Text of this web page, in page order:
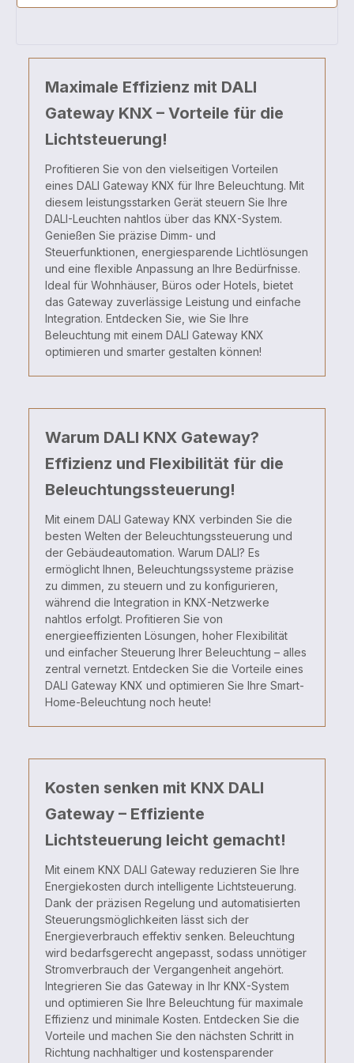
Gateway DA100 möglich. Das DALI KNX Gateway DA100
sowie andere ECK-Fehlerzustände überwacht werden.
DA100 DALI-Sensoren für die interne Korridor- und
DALI Gateway auch möglich, aktuelle
Anwesenheitszustände und gemessene
Helligkeitswerte von DALI-Sensoren auf den KNX Bus
Sensoren eingesetzt werden. Beim KNX DALI Gateway
DA100 können Fehlerzustände von DALI-Geräten
sowohl geräte- als auch gruppenbasiert über
verschiedene Kommunikationsobjekte auf dem KNX
überwacht werden.
Maximale Effizienz mit DALI
Gateway KNX – Vorteile für die
Lichtsteuerung!
Profitieren Sie von den vielseitigen Vorteilen
eines DALI Gateway KNX für Ihre Beleuchtung. Mit
diesem leistungsstarken Gerät steuern Sie Ihre
DALI-Leuchten nahtlos über das KNX-System.
Genießen Sie präzise Dimm- und
Steuerfunktionen, energiesparende Lichtlösungen
und eine flexible Anpassung an Ihre Bedürfnisse.
Ideal für Wohnhäuser, Büros oder Hotels, bietet
das Gateway zuverlässige Leistung und einfache
Integration. Entdecken Sie, wie Sie Ihre
Beleuchtung mit einem DALI Gateway KNX
optimieren und smarter gestalten können!
Warum DALI KNX Gateway?
Effizienz und Flexibilität für die
Beleuchtungssteuerung!
Mit einem DALI Gateway KNX verbinden Sie die
besten Welten der Beleuchtungssteuerung und
der Gebäudeautomation. Warum DALI? Es
ermöglicht Ihnen, Beleuchtungssysteme präzise
zu dimmen, zu steuern und zu konfigurieren,
während die Integration in KNX-Netzwerke
nahtlos erfolgt. Profitieren Sie von
energieeffizienten Lösungen, hoher Flexibilität
und einfacher Steuerung Ihrer Beleuchtung – alles
zentral vernetzt. Entdecken Sie die Vorteile eines
DALI Gateway KNX und optimieren Sie Ihre Smart-
Home-Beleuchtung noch heute!
Kosten senken mit KNX DALI
Gateway – Effiziente
Lichtsteuerung leicht gemacht!
Mit einem KNX DALI Gateway reduzieren Sie Ihre
Energiekosten durch intelligente Lichtsteuerung.
Dank der präzisen Regelung und automatisierten
Steuerungsmöglichkeiten lässt sich der
Energieverbrauch effektiv senken. Beleuchtung
wird bedarfsgerecht angepasst, sodass unnötiger
Stromverbrauch der Vergangenheit angehört.
Integrieren Sie das Gateway in Ihr KNX-System
und optimieren Sie Ihre Beleuchtung für maximale
Effizienz und minimale Kosten. Entdecken Sie die
Vorteile und machen Sie den nächsten Schritt in
Richtung nachhaltiger und kostensparender